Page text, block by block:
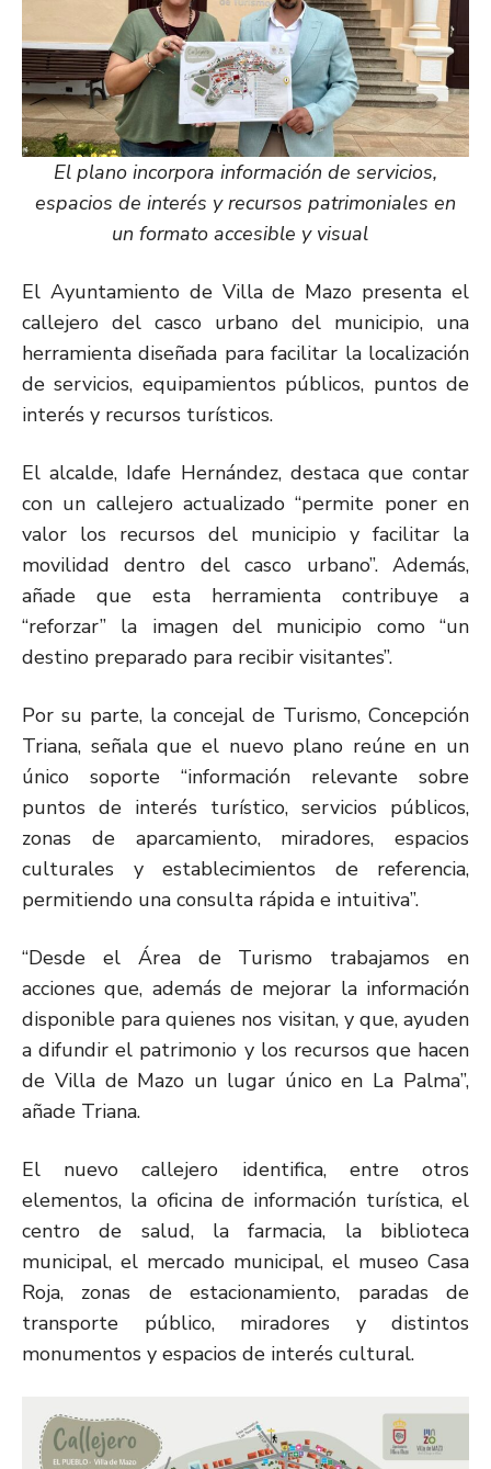
El plano incorpora información de servicios,
espacios de interés y recursos patrimoniales en
un formato accesible y visual
El Ayuntamiento de Villa de Mazo presenta el
callejero del casco urbano del municipio, una
herramienta diseñada para facilitar la localización
de servicios, equipamientos públicos, puntos de
interés y recursos turísticos.
El alcalde, Idafe Hernández, destaca que contar
con un callejero actualizado “permite poner en
valor los recursos del municipio y facilitar la
movilidad dentro del casco urbano”. Además,
añade que esta herramienta contribuye a
“reforzar” la imagen del municipio como “un
destino preparado para recibir visitantes”.
Por su parte, la concejal de Turismo, Concepción
Triana, señala que el nuevo plano reúne en un
único soporte “información relevante sobre
puntos de interés turístico, servicios públicos,
zonas de aparcamiento, miradores, espacios
culturales y establecimientos de referencia,
permitiendo una consulta rápida e intuitiva”.
“Desde el Área de Turismo trabajamos en
acciones que, además de mejorar la información
disponible para quienes nos visitan, y que, ayuden
a difundir el patrimonio y los recursos que hacen
de Villa de Mazo un lugar único en La Palma”,
añade Triana.
El nuevo callejero identifica, entre otros
elementos, la oficina de información turística, el
centro de salud, la farmacia, la biblioteca
municipal, el mercado municipal, el museo Casa
Roja, zonas de estacionamiento, paradas de
transporte público, miradores y distintos
monumentos y espacios de interés cultural.